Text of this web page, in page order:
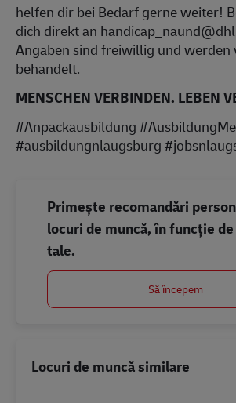
helfen dir bei Bedarf gerne weiter!
dich direkt an
Angaben sind freiwillig und werden
behandelt.
MENSCHEN VERBINDEN. LEBEN
#Anpackausbildung
#ausbildungnlaugsburg
Primește recomandări
locuri de muncă, în funcție
tale.
Să începem
Locuri de muncă similare